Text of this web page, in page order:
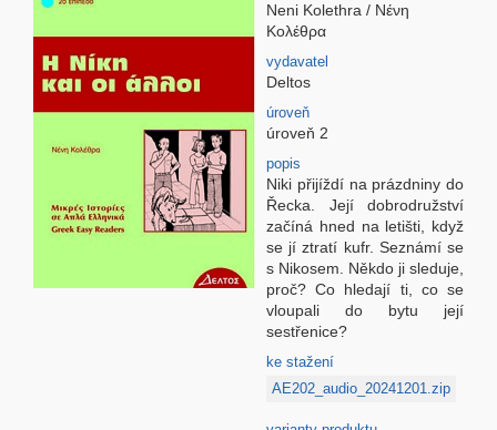
Neni Kolethra / Νένη
Κολέθρα
vydavatel
Deltos
úroveň
úroveň 2
popis
Niki přijíždí na prázdniny do
Řecka. Její dobrodružství
začíná hned na letišti, když
se jí ztratí kufr. Seznámí se
s Nikosem. Někdo ji sleduje,
proč? Co hledají ti, co se
vloupali do bytu její
sestřenice?
ke stažení
AE202_audio_20241201.zip